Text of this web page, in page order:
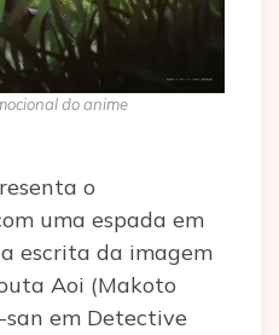
do anime
o
uma espada em
escrita da imagem
Aoi (Makoto
em Detective